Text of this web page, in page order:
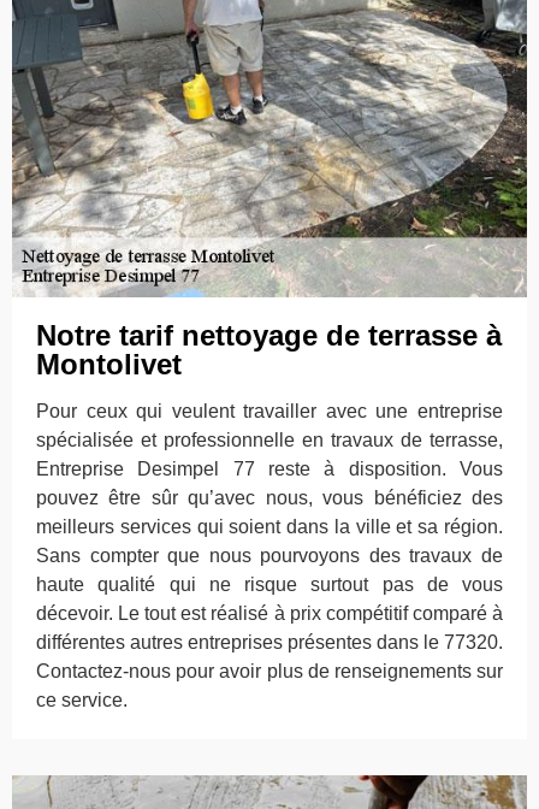
Notre tarif nettoyage de terrasse à
Montolivet
Pour ceux qui veulent travailler avec une entreprise
spécialisée et professionnelle en travaux de terrasse,
Entreprise Desimpel 77 reste à disposition. Vous
pouvez être sûr qu’avec nous, vous bénéficiez des
meilleurs services qui soient dans la ville et sa région.
Sans compter que nous pourvoyons des travaux de
haute qualité qui ne risque surtout pas de vous
décevoir. Le tout est réalisé à prix compétitif comparé à
différentes autres entreprises présentes dans le 77320.
Contactez-nous pour avoir plus de renseignements sur
ce service.